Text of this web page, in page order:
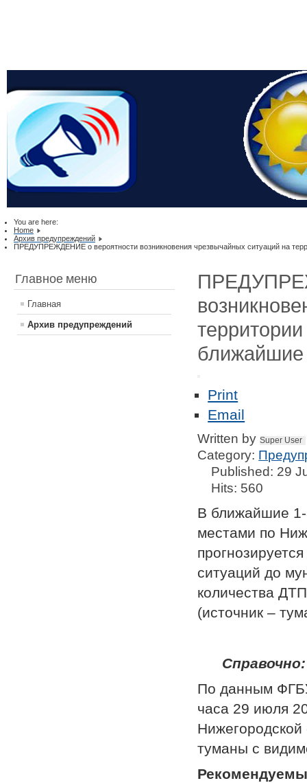
You are here:
Home
Архив предупреждений
ПРЕДУПРЕЖДЕНИЕ о вероятности возникновения чрезвычайных ситуаций на
Главное меню
Главная
Архив предупреждений
ближайшие
Print
Email
Written bySuper User
Category:
Published: 29
Hits: 560
В ближайшие
местами по
ситуаций до
количества
(источник –
По данным
часа 29 июля
туманы с